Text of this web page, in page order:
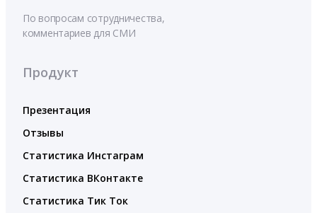
По вопросам сотрудничества,
комментариев для СМИ
Продукт
Презентация
Отзывы
Статистика Инстаграм
Статистика ВКонтакте
Статистика Тик Ток